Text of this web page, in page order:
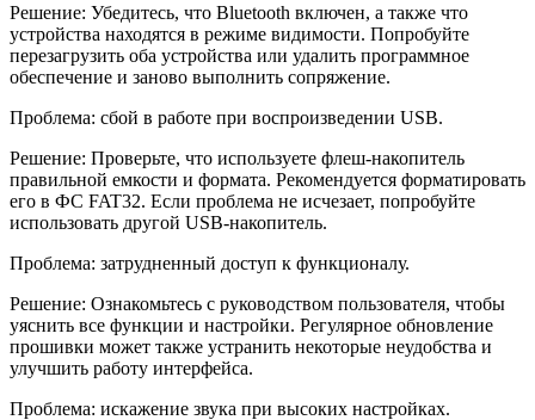
Решение: Убедитесь, что Bluetooth включен, а также что
устройства находятся в режиме видимости. Попробуйте
перезагрузить оба устройства или удалить программное
обеспечение и заново выполнить сопряжение.
Проблема: сбой в работе при воспроизведении USB.
Решение: Проверьте, что используете флеш-накопитель
правильной емкости и формата. Рекомендуется форматировать
его в ФС FAT32. Если проблема не исчезает, попробуйте
использовать другой USB-накопитель.
Проблема: затрудненный доступ к функционалу.
Решение: Ознакомьтесь с руководством пользователя, чтобы
уяснить все функции и настройки. Регулярное обновление
прошивки может также устранить некоторые неудобства и
улучшить работу интерфейса.
Проблема: искажение звука при высоких настройках.